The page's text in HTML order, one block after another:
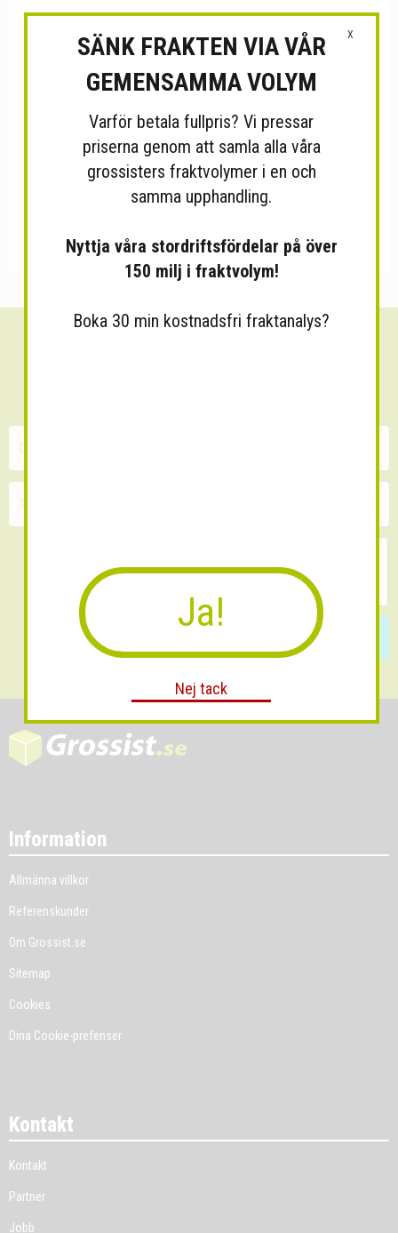
Information
Allmänna villkor
Referenskunder
Om Grossist.se
Sitemap
Cookies
Dina Cookie-prefenser
Kontakt
Kontakt
Partner
Jobb
X
SÄNK FRAKTEN VIA VÅR
GEMENSAMMA VOLYM
Varför betala fullpris? Vi pressar
priserna genom att samla alla våra
grossisters fraktvolymer i en och
samma upphandling.
Nyttja våra stordriftsfördelar på över
150 milj i fraktvolym!
Boka 30 min kostnadsfri fraktanalys?
Ja!
Nej tack